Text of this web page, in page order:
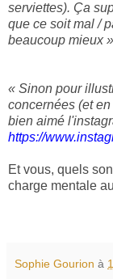
serviettes). Ça
que ce soit mal /
beaucoup mieux »
« Sinon pour
concernées (et
bien aimé
https://www.
Et vous, quels
charge mentale
Sophie Gourion à